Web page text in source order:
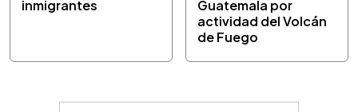
inmigrantes
Guatemala por
actividad del Volcán
de Fuego